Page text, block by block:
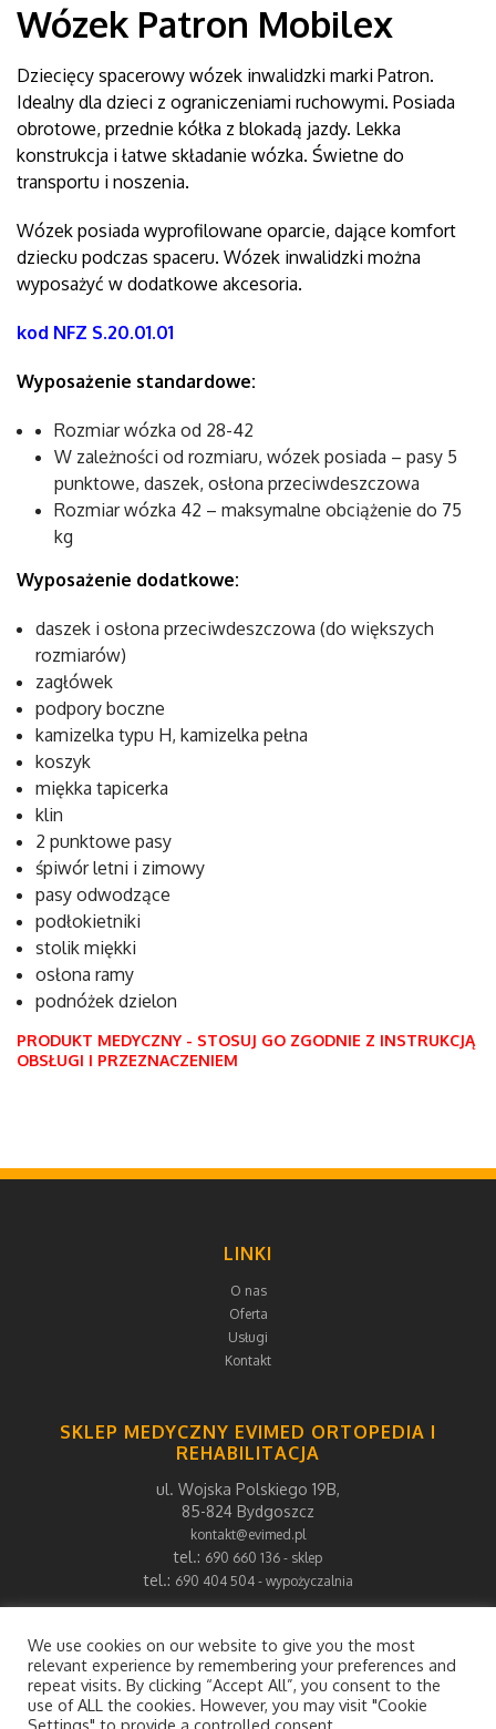
Wózek Patron Mobilex
Dziecięcy spacerowy wózek inwalidzki marki Patron.
Idealny dla dzieci z ograniczeniami ruchowymi. Posiada
obrotowe, przednie kółka z blokadą jazdy. Lekka
konstrukcja i łatwe składanie wózka. Świetne do
transportu i noszenia.
Wózek posiada wyprofilowane oparcie, dające komfort
dziecku podczas spaceru. Wózek inwalidzki można
wyposażyć w dodatkowe akcesoria.
kod NFZ S.20.01.01
Wyposażenie standardowe:
Rozmiar wózka od 28-42
W zależności od rozmiaru, wózek posiada – pasy 5
punktowe, daszek, osłona przeciwdeszczowa
Rozmiar wózka 42 – maksymalne obciążenie do 75
kg
Wyposażenie dodatkowe:
daszek i osłona przeciwdeszczowa (do większych
rozmiarów)
zagłówek
podpory boczne
kamizelka typu H, kamizelka pełna
koszyk
miękka tapicerka
klin
2 punktowe pasy
śpiwór letni i zimowy
pasy odwodzące
podłokietniki
stolik miękki
osłona ramy
podnóżek dzielon
PRODUKT MEDYCZNY - STOSUJ GO ZGODNIE Z INSTRUKCJĄ
OBSŁUGI I PRZEZNACZENIEM
LINKI
O nas
Oferta
Usługi
Kontakt
SKLEP MEDYCZNY EVIMED ORTOPEDIA I
REHABILITACJA
ul. Wojska Polskiego 19B,
85-824 Bydgoszcz
kontakt@evimed.pl
tel.: 690 660 136 - sklep
tel.: 690 404 504 - wypożyczalnia
We use cookies on our website to give you the most
relevant experience by remembering your preferences and
repeat visits. By clicking “Accept All”, you consent to the
use of ALL the cookies. However, you may visit "Cookie
Settings" to provide a controlled consent.